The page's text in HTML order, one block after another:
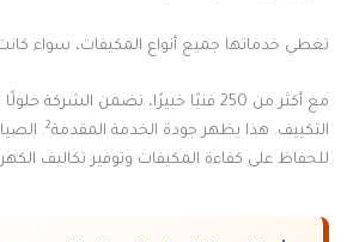
تغطي خدماتها جميع أنواع المكيفات، سواء
مع أكثر من 250 فنيًا خبيرًا، تضمن
التكييف. هذا يظهر جودة الخدمة المقدمة2
.
للحفاظ على كفاءة المكيفات وتوفير تكاليف